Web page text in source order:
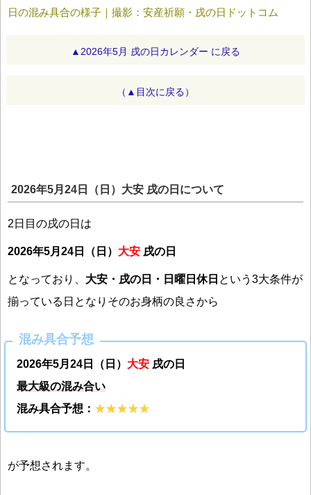
日の混み具合の様子｜撮影：安産祈願・戌の日ドットコム
▲2026年5月 戌の日カレンダー に戻る
（▲目次に戻る）
2026年5月24日（日）大安 戌の日について
2日目の戌の日は
2026年5月24日（日） 大安 戌の日
となっており、 大安・戌の日・日曜日休日 という3大条件が
揃っている日となりそのお身柄の良さから
混み具合予想
2026年5月24日（日） 大安 戌の日
最大級の混み合い
混み具合予想：
が予想されます。